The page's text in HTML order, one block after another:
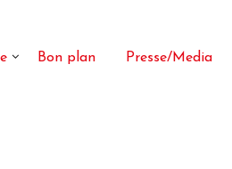
Bon plan Presse/Media